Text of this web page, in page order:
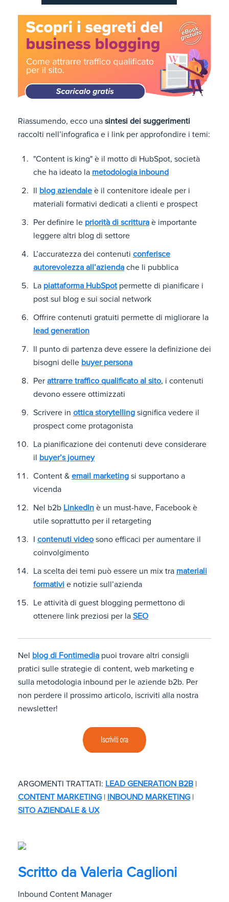
Riassumendo, ecco una sintesi dei suggerimenti
raccolti nell’infografica e i link per approfondire i temi:
"Content is king" è il motto di HubSpot, società
che ha ideato la metodologia inbound
Il blog aziendale è il contenitore ideale per i
materiali formativi dedicati a clienti e prospect
Per definire le priorità di scrittura è importante
leggere altri blog di settore
L’accuratezza dei contenuti conferisce
autorevolezza all’azienda che li pubblica
La piattaforma HubSpotpermette di pianificare i
post sul blog e sui social network
Offrire contenuti gratuiti permette di migliorare la
lead generation
Il punto di partenza deve essere la definizione dei
bisogni delle buyer persona
Per attrarre traffico qualificato al sito, i contenuti
devono essere ottimizzati
Scrivere in ottica storytelling significa vedere il
prospect come protagonista
La pianificazione dei contenuti deve considerare
il buyer’s journey
Content & email marketing si supportano a
vicenda
Nel b2b LinkedIn è un must-have, Facebook è
utile soprattutto per il retargeting
I contenuti video sono efficaci per aumentare il
coinvolgimento
La scelta dei temi può essere un mix tra materiali
formativi e notizie sull’azienda
Le attività di guest blogging permettono di
ottenere link preziosi per la SEO
Nel blog di Fontimedia puoi trovare altri consigli
pratici sulle strategie di content, web marketing e
sulla metodologia inbound per le aziende b2b. Per
non perdere il prossimo articolo, iscriviti alla nostra
newsletter!
ARGOMENTI TRATTATI: LEAD GENERATION B2B |
CONTENT MARKETING | INBOUND MARKETING |
SITO AZIENDALE & UX
Scritto da Valeria Caglioni
Inbound Content Manager